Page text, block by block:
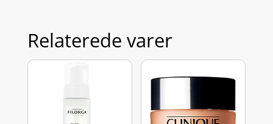
Relaterede varer